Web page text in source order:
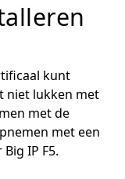
kunt
niet lukken met
met de
met een
IP F5.